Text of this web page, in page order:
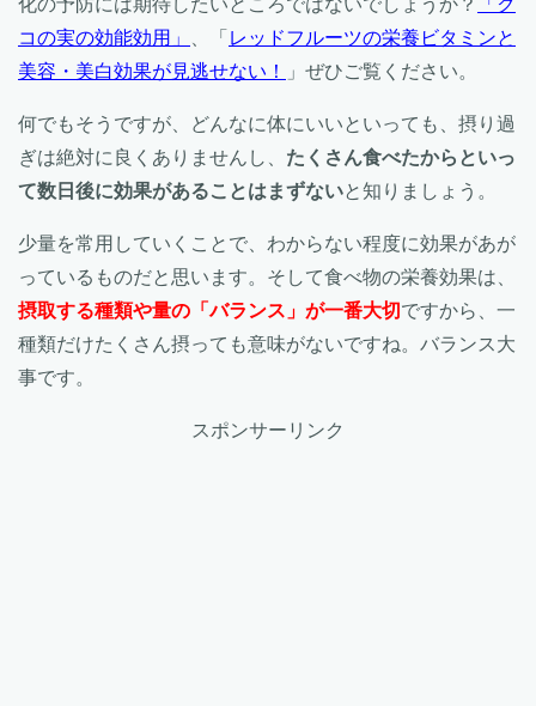
化の予防には期待したいところではないでしょうか？
「ク
コの実の効能効用」
、「 レッドフルーツの栄養ビタミンと
美容・美白効果が見逃せない！
」ぜひご覧ください。
何でもそうですが、どんなに体にいいといっても、摂り過
ぎは絶対に良くありませんし、 たくさん食べたからといっ
て数日後に効果があることはまずないと知りましょう。
少量を常用していくことで、わからない程度に効果があが
っているものだと思います。そして食べ物の栄養効果は、
摂取する種類や量の「バランス」が一番大切ですから、一
種類だけたくさん摂っても意味がないですね。バランス大
事です。
スポンサーリンク